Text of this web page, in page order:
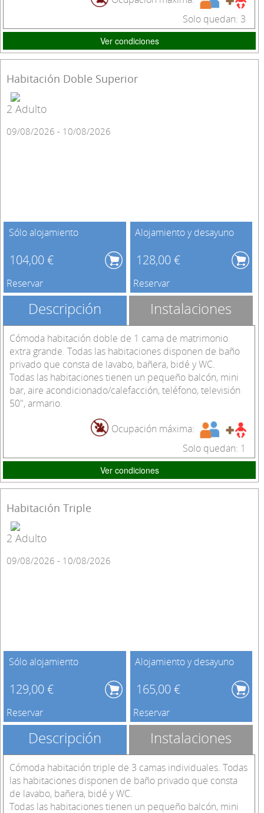
Solo quedan: 3
Ver condiciones
Habitación Doble Superior
2 Adulto
09/08/2026 - 10/08/2026
Sólo alojamiento
104,00 €
Reservar
Alojamiento y desayuno
128,00 €
Reservar
Descripción Instalaciones
Cómoda habitación doble de 1 cama de matrimonio
extra grande. Todas las habitaciones disponen de baño
privado que consta de lavabo, bañera, bidé y WC.
Todas las habitaciones tienen un pequeño balcón, mini
bar, aire acondicionado/calefacción, teléfono, televisión
50", armario.
Ocupación máxima:
Solo quedan: 1
Ver condiciones
Habitación Triple
2 Adulto
09/08/2026 - 10/08/2026
Sólo alojamiento
129,00 €
Reservar
Alojamiento y desayuno
165,00 €
Reservar
Descripción Instalaciones
Cómoda habitación triple de 3 camas individuales. Todas
las habitaciones disponen de baño privado que consta
de lavabo, bañera, bidé y WC.
Todas las habitaciones tienen un pequeño balcón, mini